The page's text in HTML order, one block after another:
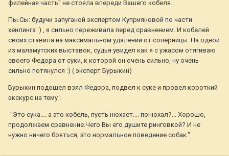
филейная часть" не стояла впереди Вашего кобеля.
Пы.Сы: будучи запуганой экспертом Куприяновой по части
хенлинга :) , я сильно переживала перед сравнением. И кобелей
своих ставила на максимальном удалении от соперницы. На одной
из маламутских выставок, судья увидел как я с ужасом отягиваю
своего Федора от суки, к которой он очень сильно, ну очень
сильно потянулся :) ( эксперт Бурыкин)
Бурыкин подошел взял Федора, подвел к суке и провел короткий
экскурс на тему :
-"Это сука.... а это кобель, пусть нюхает.... понюхал?... Хорошо,
продолжаем сравнение.Чего Вы его душите ринговкой? И не
нужно ничего бояться, это нормальное поведение собак."